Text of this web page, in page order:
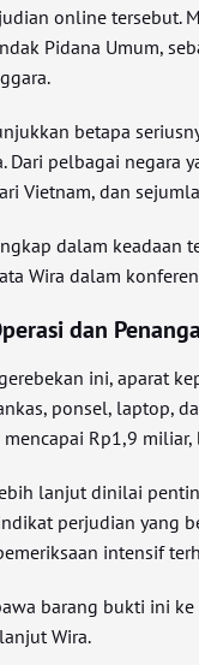
online tersebut.
Pidana Umum,
betapa
Dari pelbagai negara
Vietnam, dan
dalam keadaan
Wira dalam
dan
ini, aparat
ponsel, laptop,
Rp1,9
lanjut dinilai
perjudian yang
intensif
barang bukti ini
Wira.